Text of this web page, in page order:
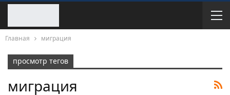
Главная миграция
просмотр тегов
миграция